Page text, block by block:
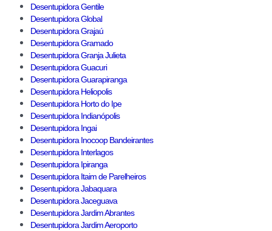
Desentupidora Gentile
Desentupidora Global
Desentupidora Grajaú
Desentupidora Gramado
Desentupidora Granja Julieta
Desentupidora Guacuri
Desentupidora Guarapiranga
Desentupidora Heliopolis
Desentupidora Horto do Ipe
Desentupidora Indianópolis
Desentupidora Ingai
Desentupidora Inocoop Bandeirantes
Desentupidora Interlagos
Desentupidora Ipiranga
Desentupidora Itaim de Parelheiros
Desentupidora Jabaquara
Desentupidora Jaceguava
Desentupidora Jardim Abrantes
Desentupidora Jardim Aeroporto